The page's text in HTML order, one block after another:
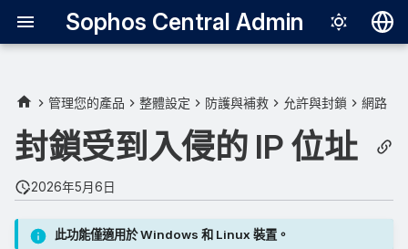
Sophos Central Admin
English
Español
Français
Italiano
封鎖 IP 位址
管理您的產品 整體設定 防護與補救 允許與封鎖 網路
封鎖受到入侵的 IP 位址
2026年5月6日
此功能僅適用於 Windows 和 Linux 裝置。